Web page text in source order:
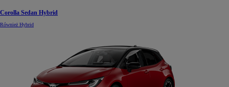
Corolla Sedan Hybrid
Również Hybrid